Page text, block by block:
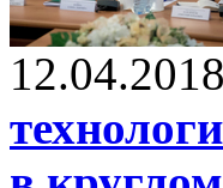
12.04.2018